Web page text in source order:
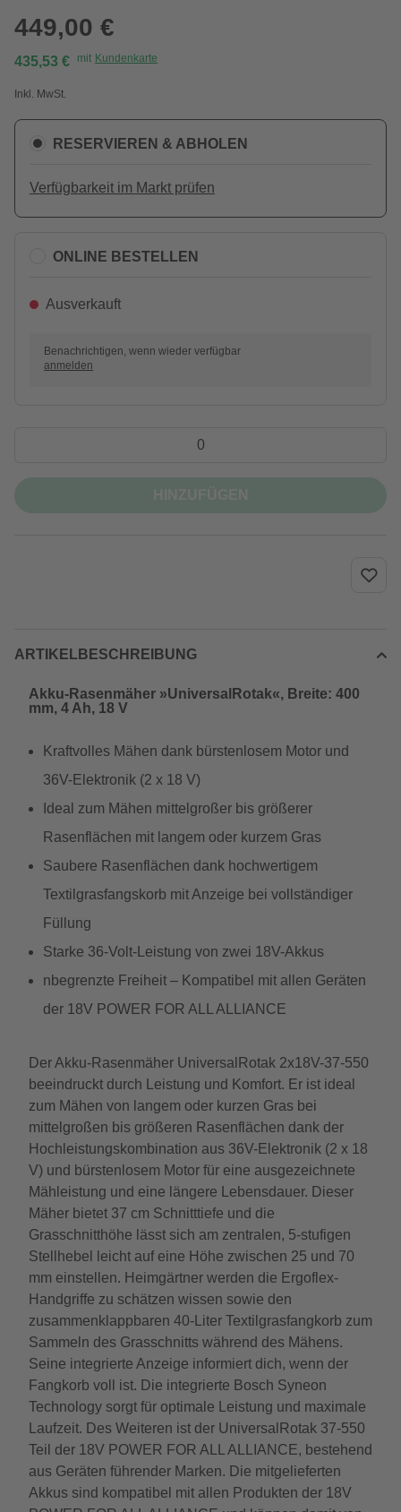
449,00 €
435,53 € mit Kundenkarte
Inkl. MwSt.
RESERVIEREN & ABHOLEN
Verfügbarkeit im Markt prüfen
ONLINE BESTELLEN
Ausverkauft
Benachrichtigen, wenn wieder verfügbar
anmelden
ARTIKELBESCHREIBUNG
Akku-Rasenmäher »UniversalRotak«, Breite: 400
mm, 4 Ah, 18 V
Kraftvolles Mähen dank bürstenlosem Motor und
36V-Elektronik (2 x 18 V)
Ideal zum Mähen mittelgroßer bis größerer
Rasenflächen mit langem oder kurzem Gras
Saubere Rasenflächen dank hochwertigem
Textilgrasfangskorb mit Anzeige bei vollständiger
Füllung
Starke 36-Volt-Leistung von zwei 18V-Akkus
nbegrenzte Freiheit – Kompatibel mit allen Geräten
der 18V POWER FOR ALL ALLIANCE
Der Akku-Rasenmäher UniversalRotak 2x18V-37-550
beeindruckt durch Leistung und Komfort. Er ist ideal
zum Mähen von langem oder kurzen Gras bei
mittelgroßen bis größeren Rasenflächen dank der
Hochleistungskombination aus 36V-Elektronik (2 x 18
V) und bürstenlosem Motor für eine ausgezeichnete
Mähleistung und eine längere Lebensdauer. Dieser
Mäher bietet 37 cm Schnitttiefe und die
Grasschnitthöhe lässt sich am zentralen, 5-stufigen
Stellhebel leicht auf eine Höhe zwischen 25 und 70
mm einstellen. Heimgärtner werden die Ergoflex-
Handgriffe zu schätzen wissen sowie den
zusammenklappbaren 40-Liter Textilgrasfangkorb zum
Sammeln des Grasschnitts während des Mähens.
Seine integrierte Anzeige informiert dich, wenn der
Fangkorb voll ist. Die integrierte Bosch Syneon
Technology sorgt für optimale Leistung und maximale
Laufzeit. Des Weiteren ist der UniversalRotak 37-550
Teil der 18V POWER FOR ALL ALLIANCE, bestehend
aus Geräten führender Marken. Die mitgelieferten
Akkus sind kompatibel mit allen Produkten der 18V